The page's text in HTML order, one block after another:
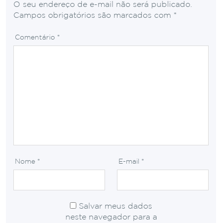
O seu endereço de e-mail não será publicado.
Campos obrigatórios são marcados com *
Comentário *
Nome * E-mail *
Salvar meus dados
neste navegador para a